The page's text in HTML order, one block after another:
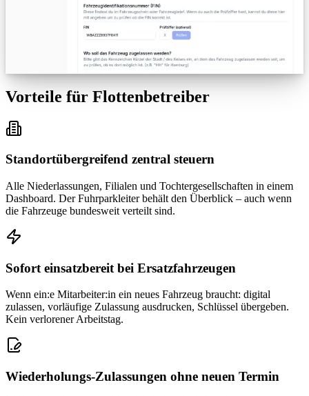
Vorteile für Flottenbetreiber
Standortübergreifend zentral steuern
Alle Niederlassungen, Filialen und Tochtergesellschaften in einem
Dashboard. Der Fuhrparkleiter behält den Überblick – auch wenn
die Fahrzeuge bundesweit verteilt sind.
Sofort einsatzbereit bei Ersatzfahrzeugen
Wenn ein:e Mitarbeiter:in ein neues Fahrzeug braucht: digital
zulassen, vorläufige Zulassung ausdrucken, Schlüssel übergeben.
Kein verlorener Arbeitstag.
Wiederholungs-Zulassungen ohne neuen Termin